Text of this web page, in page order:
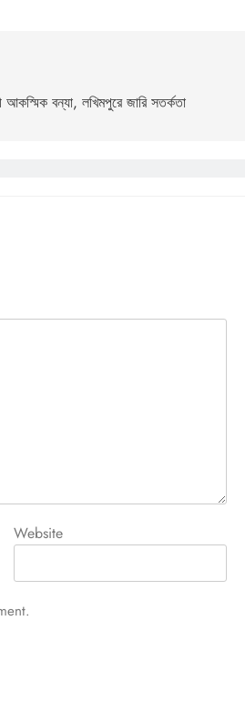
বন্যা, লখিমপুরে জারি সতর্কতা
Website